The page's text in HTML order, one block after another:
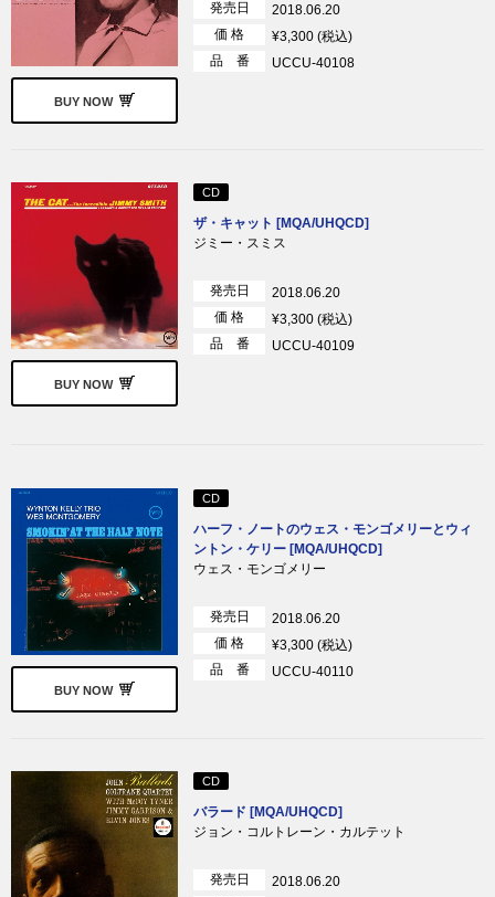
BUY NOW
発売日
2018.06.20
価 格
¥3,300 (税込)
品 番
UCCU-40108
BUY NOW
CD
ザ・キャット [MQA/UHQCD]
ジミー・スミス
発売日
2018.06.20
価 格
¥3,300 (税込)
品 番
UCCU-40109
BUY NOW
CD
ハーフ・ノートのウェス・モンゴメリーとウィ
ントン・ケリー [MQA/UHQCD]
ウェス・モンゴメリー
発売日
2018.06.20
価 格
¥3,300 (税込)
品 番
UCCU-40110
CD
バラード [MQA/UHQCD]
ジョン・コルトレーン・カルテット
発売日
2018.06.20